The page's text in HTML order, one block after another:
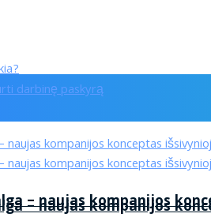
darbinę paskyrą
– naujas kompanijos
– naujas kompanijos